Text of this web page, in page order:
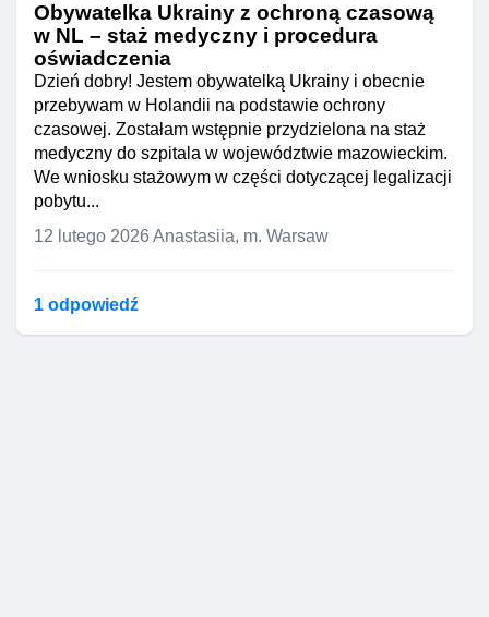
Obywatelka Ukrainy z ochroną czasową
w NL – staż medyczny i procedura
oświadczenia
Dzień dobry! Jestem obywatelką Ukrainy i obecnie
przebywam w Holandii na podstawie ochrony
czasowej. Zostałam wstępnie przydzielona na staż
medyczny do szpitala w województwie mazowieckim.
We wniosku stażowym w części dotyczącej legalizacji
pobytu...
12 lutego 2026 Anastasiia, m. Warsaw
1 odpowiedź